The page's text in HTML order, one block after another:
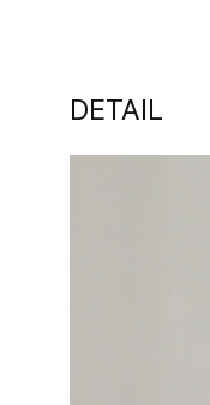
DETAIL